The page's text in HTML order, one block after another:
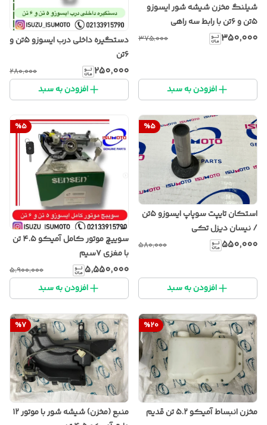
شیلنگ مخزن شیشه شور ایسوزو
۵تن و ۶تن با رابط سه راهی
۳۵۰٬۰۰۰ ۳۷۵٬۰۰۰
افزودن به سبد
دستگیره داخلی درب ایسوزو ۵تن و
۶تن
۲۵۰٬۰۰۰ ۲۸۰٬۰۰۰
افزودن به سبد
%5
استکان تایپت سوپاپ ایسوزو ۵تن
/ نیسان دیزل تکی
۵۵۰٬۰۰۰ ۵۸۰٬۰۰۰
افزودن به سبد
%5
سوییچ موتور کامل آمیکو ۴.۵ تن
با مغزی ۷سیم
۵٬۵۵۰٬۰۰۰ ۵٬۹۰۰٬۰۰۰
افزودن به سبد
%20
مخزن انبساط آمیکو ۵.۲ تن قدیم
%7
منبع (مخزن) شیشه شور با موتور ۱۲